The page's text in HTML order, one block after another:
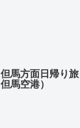
但馬方面日帰り
但馬空港）